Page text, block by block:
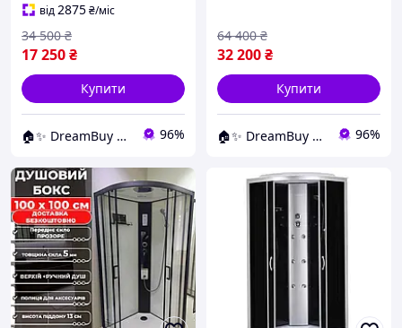
від2875₴/міс
17 250₴
34 500 ₴
Купити
🏠✨ DreamBuy ✨🏠 96%
32 200₴
64 400 ₴
Купити
🏠✨ DreamBuy ✨🏠 96%